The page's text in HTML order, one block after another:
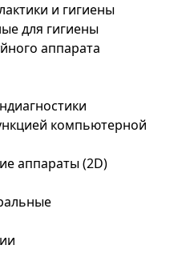
и гигиены
для гигиены
аппарата
компьютерной
аппараты (2D)